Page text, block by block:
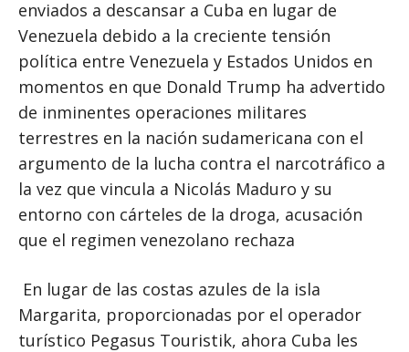
enviados a descansar a Cuba en lugar de
Venezuela debido a la creciente tensión
política entre Venezuela y Estados Unidos en
momentos en que Donald Trump ha advertido
de inminentes operaciones militares
terrestres en la nación sudamericana con el
argumento de la lucha contra el narcotráfico a
la vez que vincula a Nicolás Maduro y su
entorno con cárteles de la droga, acusación
que el regimen venezolano rechaza
En lugar de las costas azules de la isla
Margarita, proporcionadas por el operador
turístico Pegasus Touristik, ahora Cuba les